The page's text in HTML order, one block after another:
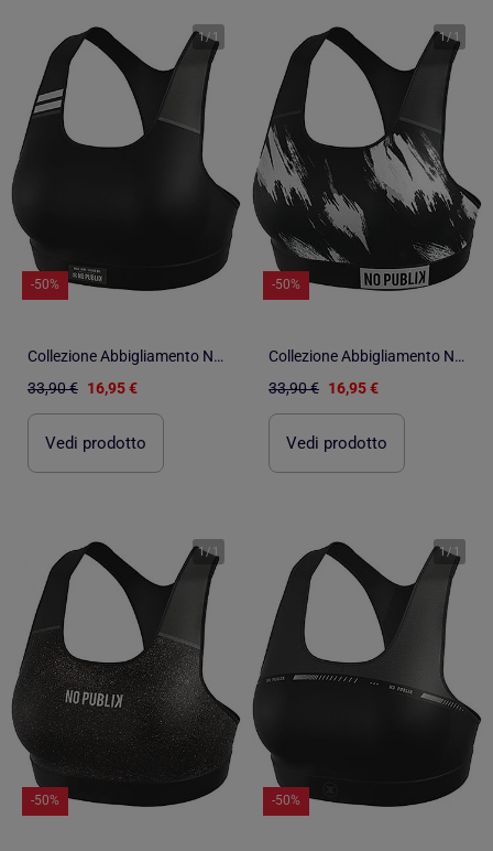
1/1
-50%
Collezione Abbigliamento No Publik Fitness Sport, Relax e Stile per Donna
33,90 € 16,95 €
Vedi prodotto
1/1
-50%
Collezione Abbigliamento No Publik Fitness Sport, Relax e Stile per Donna
33,90 € 16,95 €
Vedi prodotto
1/1
-50%
1/1
-50%